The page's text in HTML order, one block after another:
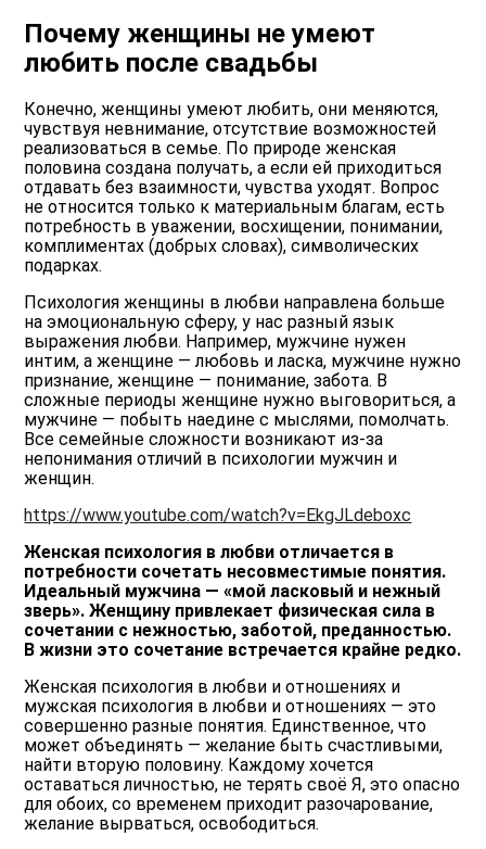
Почему женщины не умеют
любить после свадьбы
Конечно, женщины умеют любить, они меняются,
чувствуя невнимание, отсутствие возможностей
реализоваться в семье. По природе женская
половина создана получать, а если ей приходиться
отдавать без взаимности, чувства уходят. Вопрос
не относится только к материальным благам, есть
потребность в уважении, восхищении, понимании,
комплиментах (добрых словах), символических
подарках.
Психология женщины в любви направлена больше
на эмоциональную сферу, у нас разный язык
выражения любви. Например, мужчине нужен
интим, а женщине — любовь и ласка, мужчине нужно
признание, женщине — понимание, забота. В
сложные периоды женщине нужно выговориться, а
мужчине — побыть наедине с мыслями, помолчать.
Все семейные сложности возникают из-за
непонимания отличий в психологии мужчин и
женщин.
https://www.youtube.com/watch?v=EkgJLdeboxc
Женская психология в любви отличается в
потребности сочетать несовместимые понятия.
Идеальный мужчина — «мой ласковый и нежный
зверь». Женщину привлекает физическая сила в
сочетании с нежностью, заботой, преданностью.
В жизни это сочетание встречается крайне редко.
Женская психология в любви и отношениях и
мужская психология в любви и отношениях — это
совершенно разные понятия. Единственное, что
может объединять — желание быть счастливыми,
найти вторую половину. Каждому хочется
оставаться личностью, не терять своё Я, это опасно
для обоих, со временем приходит разочарование,
желание вырваться, освободиться.